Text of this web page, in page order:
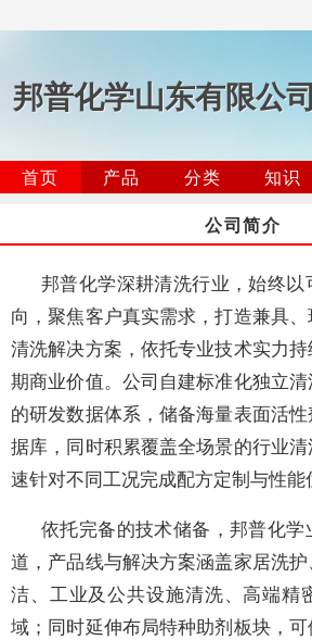
邦普化学山东有限公
首页 产品 分类 知识
公司简介
邦普化学深耕清洗行业，始终
向，聚焦客户真实需求，打造兼具
清洗解决方案，依托专业技术实力
期商业价值。公司自建标准化独立
的研发数据体系，储备海量表面活
据库，同时积累覆盖全场景的行业
速针对不同工况完成配方定制与性能
依托完备的技术储备，邦普化
道，产品线与解决方案涵盖家居洗
洁、工业及公共设施清洗、高端精
域；同时延伸布局特种助剂板块，